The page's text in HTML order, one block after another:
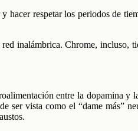
respetar los periodos de
inalámbrica. Chrome,
entre la dopamina
ser vista como el “dame